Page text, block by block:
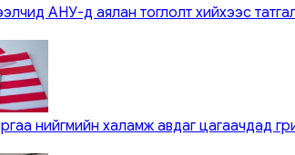
АНУ-д аялан тоглолт хийхээс
нийгмийн халамж авдаг цагаачдад